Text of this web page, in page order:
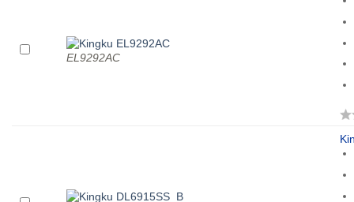
EL9292AC